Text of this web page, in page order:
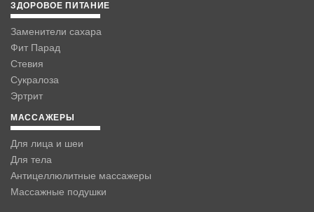
ЗДОРОВОЕ ПИТАНИЕ
Заменители сахара
Фит Парад
Стевия
Сукралоза
Эртрит
МАССАЖЕРЫ
Для лица и шеи
Для тела
Антицеллюлитные массажеры
Массажные подушки